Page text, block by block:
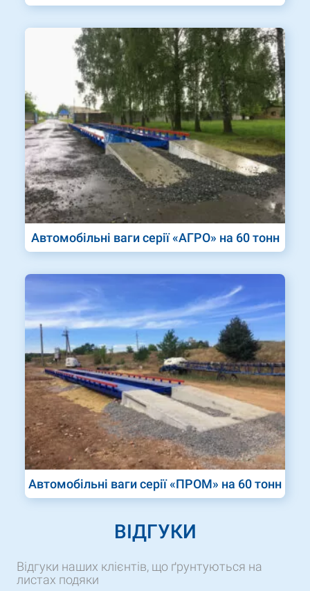
Автомобільні ваги серії «АГРО» на 60 тонн
Автомобільні ваги серії «ПРОМ» на 60 тонн
ВІДГУКИ
Відгуки наших клієнтів, що ґрунтуються на
листах подяки